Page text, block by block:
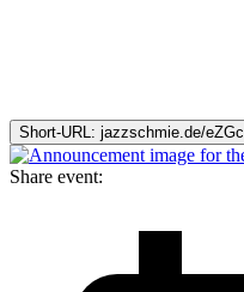
Short-URL: jazzschmie.de/eZGc
Share event: